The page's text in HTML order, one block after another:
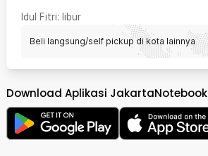
Idul Fitri: libur
Beli langsung/self pickup di kota lainnya
Download Aplikasi JakartaNotebook